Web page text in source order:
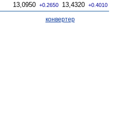
13,0950 +0.2650 13,4320 +0.4010
конвертер